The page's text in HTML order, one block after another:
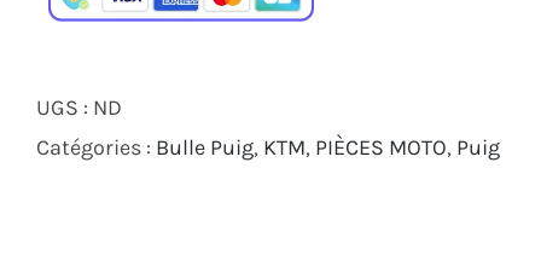
PUIG
RACING
KTM
UGS : ND
Catégories : Bulle Puig KTM PIÈCES MOTO Puig